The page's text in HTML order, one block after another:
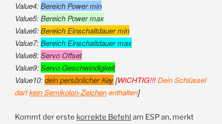
Value4:Bereich Power min
Value5:Bereich Power max
Value6:Bereich Einschaltdauer min
Value7:Bereich Einschaltdauer max
Value8:Servo Offset
Value9:Servo Geschwindigkeit
Value10:dein persönlicher Key[WICHTIG!!!Dein Schlüssel
darfkein Semikolon-Zeichenenthalten]
Kommt der erste korrekte Befehl am ESP an, merkt